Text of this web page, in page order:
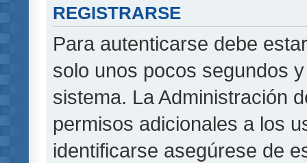
REGISTRARSE
Para autenticarse debe
solo unos pocos segundos
sistema. La Administración
permisos adicionales a los
identificarse asegúrese de